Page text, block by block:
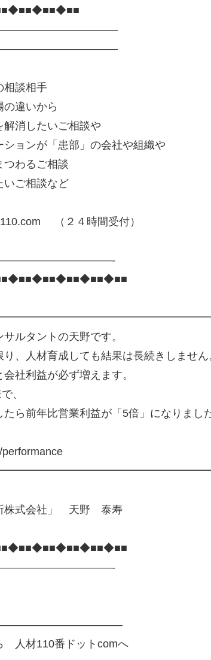
相談相手
違いから
したいご相談や
ョンが「患部」の会社や組織や
わるご相談
ご相談など
（２４時間受付）
ルタントの天野です。
、人材育成しても結果は長続きしません
社利益が必ず増えます。
、
ら前年比営業利益が「5倍」になりまし
式会社」 天野 泰寿
人材110番ドットcomへ